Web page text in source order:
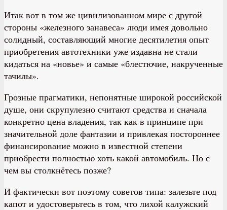
Итак вот в том же цивилизованном мире с другой
стороны «железного занавеса» люди имея довольно
солидный, составляющий многие десятилетия опыт
приобретения автотехники уже издавна не стали
кидаться на «новье» и самые «блестючие, накрученные
тачилы».
Грозные прагматики, непонятные широкой российской
душе, они скрупулезно считают средства и сначала
конкретно цена владения, так как в принципе при
значительной доле фантазии и привлекая постороннее
финансирование можно в известной степени
приобрести полностью хоть какой автомобиль. Но с
чем вы столкнётесь позже?
И фактически вот поэтому советов типа: залезьте под
капот и удостоверьтесь в том, что лихой калужский